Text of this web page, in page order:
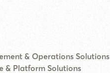
& Operations Solutions
& Platform Solutions